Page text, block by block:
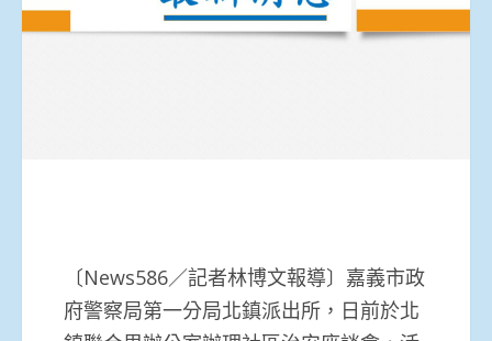
〔News586／記者林博文報導〕嘉義市政
府警察局第一分局北鎮派出所，日前於北